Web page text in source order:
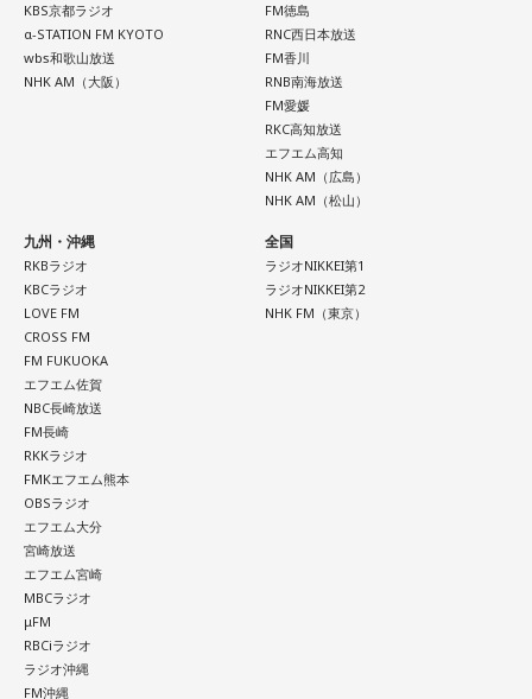
フスタイルに合わせて、無理のない範囲で取り入れるとよい
でしょう。
■令和8年8月8日の「8」が並ぶ日に注目が集まる理由
2026年8月8日は、「令和8年8月8日」と「8」が並ぶ印象的
まれており、開店日や記念日、イベントの開催日として選ば
れることもあります。
ただし、「8」が並ぶこと自体が暦上の吉日を意味するわけで
はありません。
2026年8月8日は、こうした縁起の良いイメージに加え、「寅
の日」が重なることから、例年以上に注目を集める可能性が
ある1日といえるでしょう。
■「寅の日」をきっかけに、新しい一歩を踏み出してみよう
2026年8月8日は、寅の日と先勝が重なる開運日です。さら
に、「令和8年8月8日」と「8」が並ぶ覚えやすい日付である
ことから、縁起を意識する人にとっても印象深い一日となり
そうです。
一方で、暦は古くから受け継がれてきた考え方の一つであ
KBS京都ラジオ
α-STATION FM KYOTO
wbs和歌山放送
NHK AM（大阪）
FM徳島
RNC西日本放送
FM香川
RNB南海放送
FM愛媛
RKC高知放送
エフエム高知
NHK AM（広島）
NHK AM（松山）
九州・沖縄
RKBラジオ
KBCラジオ
LOVE FM
CROSS FM
FM FUKUOKA
エフエム佐賀
NBC長崎放送
FM長崎
RKKラジオ
FMKエフエム熊本
OBSラジオ
エフエム大分
宮崎放送
エフエム宮崎
MBCラジオ
μFM
RBCiラジオ
ラジオ沖縄
FM沖縄
全国
ラジオNIKKEI第1
ラジオNIKKEI第2
NHK FM（東京）